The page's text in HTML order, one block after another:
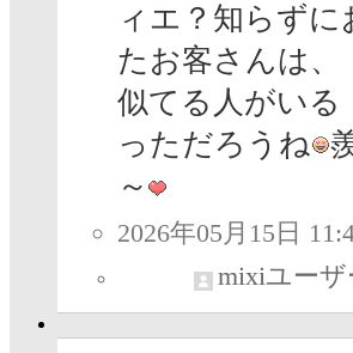
ィエ？知らずに
たお客さんは、
似てる人がいる
っただろうね
～
2026年05月15日
mixiユーザ